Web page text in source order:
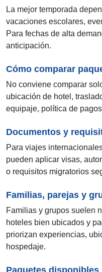
La mejor temporada
vacaciones escolares,
Para fechas de alta
anticipación.
Cómo comparar
No conviene comparar
ubicación de hotel,
equipaje, política de
Documentos y
Para viajes
pueden aplicar visas,
o requisitos migratorios
Familias, parejas y
Familias y grupos suelen
hoteles bien ubicados y
priorizan experiencias,
hospedaje.